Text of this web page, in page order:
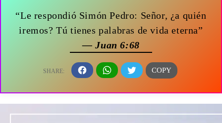
“Le respondió Simón Pedro: Señor, ¿a quién
iremos? Tú tienes palabras de vida eterna”
— Juan 6:68